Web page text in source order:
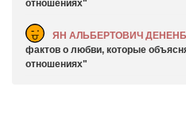
отношениях
ЯН АЛЬБЕРТОВИЧ
фактов о любви, которые
отношениях